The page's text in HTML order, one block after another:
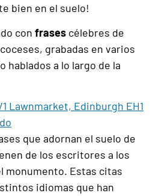
bien en el suelo!
con frases célebres de
grabadas en varios
hablados a lo largo de la
1 Lawnmarket, Edinburgh EH1
que adornan el suelo de
de los escritores a los
monumento. Estas citas
idiomas que han